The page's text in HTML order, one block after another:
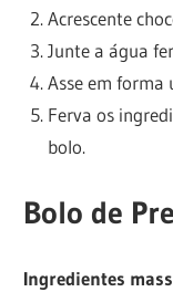
Acrescente
Junte a água
Asse em
Ferva os
bolo.
Bolo de
Ingredientes